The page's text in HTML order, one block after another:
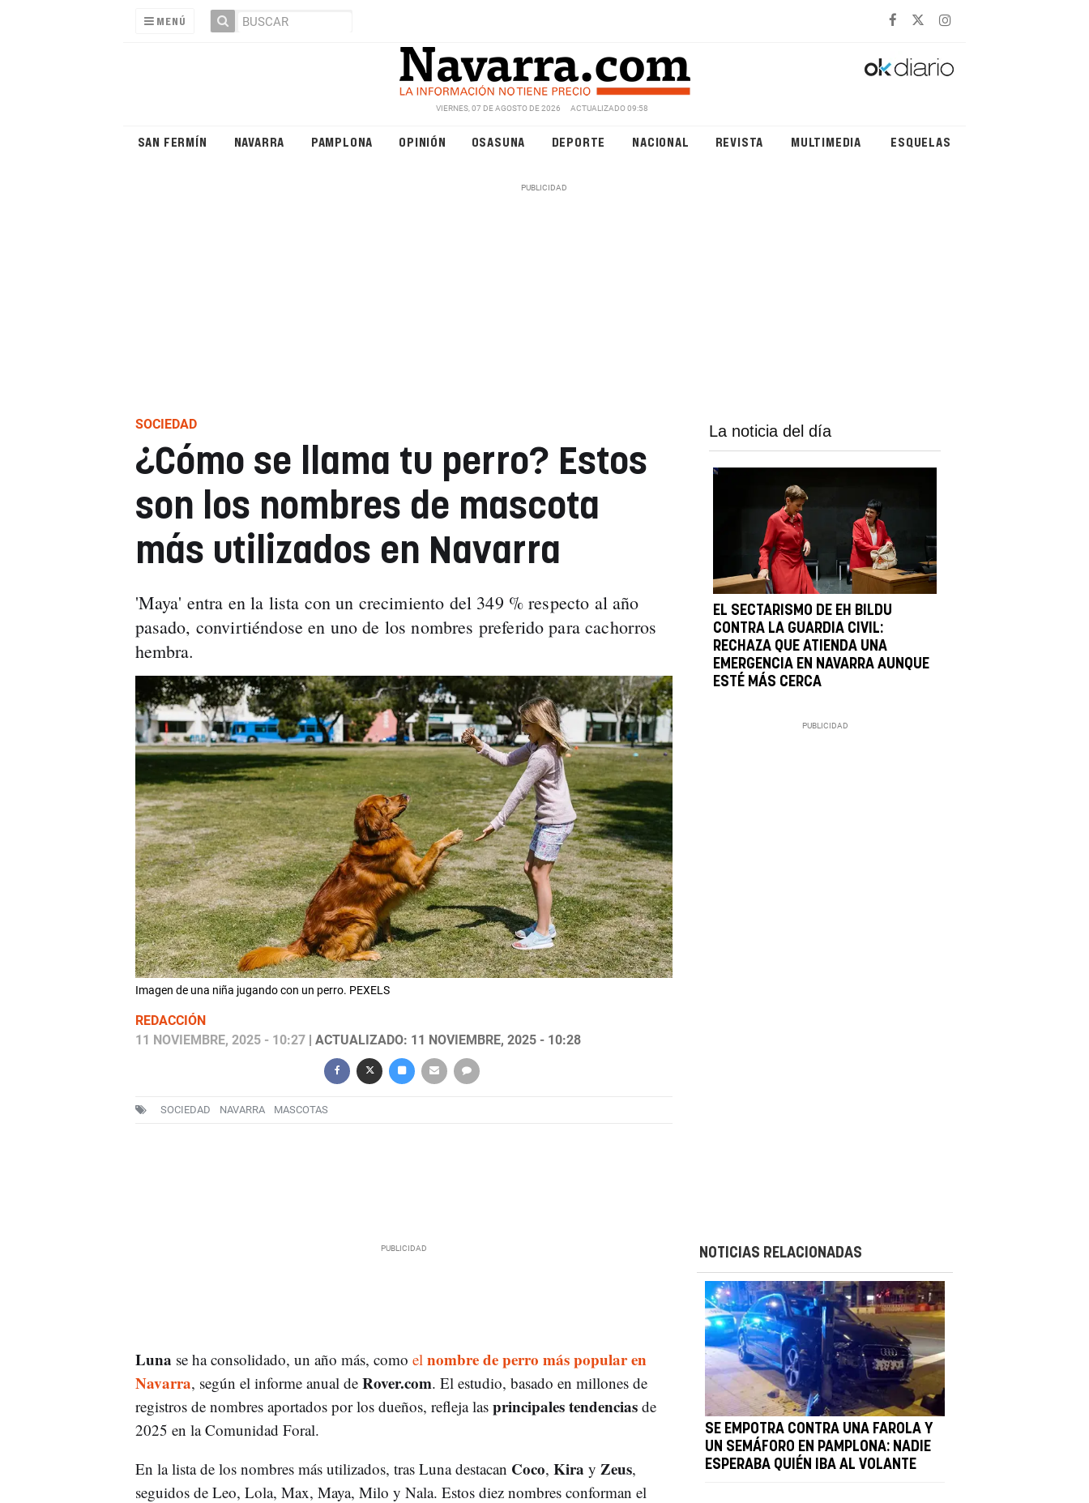
MENÚ
VIERNES, 07 DE AGOSTO DE 2026 ACTUALIZADO 09:58
SAN FERMÍN NAVARRA PAMPLONA OPINIÓN OSASUNA DEPORTE NACIONAL REVISTA MULTIMEDIA ESQUELAS
SOCIEDAD
¿Cómo se llama tu perro? Estos
son los nombres de mascota
más utilizados en Navarra
'Maya' entra en la lista con un crecimiento del 349 % respecto al año
pasado, convirtiéndose en uno de los nombres preferido para cachorros
hembra.
Imagen de una niña jugando con un perro. PEXELS
REDACCIÓN
11 NOVIEMBRE, 2025 - 10:27| ACTUALIZADO: 11 NOVIEMBRE, 2025 - 10:28
SOCIEDAD NAVARRA MASCOTAS
La noticia del día
EL SECTARISMO DE EH BILDU
CONTRA LA GUARDIA CIVIL:
RECHAZA QUE ATIENDA UNA
EMERGENCIA EN NAVARRA AUNQUE
ESTÉ MÁS CERCA
Luna se ha consolidado, un año más, como el nombre de perro más popular en
Navarra, según el informe anual de Rover.com. El estudio, basado en millones de
registros de nombres aportados por los dueños, refleja las principales tendenciasde
2025 en la Comunidad Foral.
En la lista de los nombres más utilizados, tras Luna destacan Coco, Kira y Zeus,
seguidos de Leo, Lola, Max, Maya, Milo y Nala. Estos diez nombres conforman el
NOTICIAS RELACIONADAS
SE EMPOTRA CONTRA UNA FAROLA Y
UN SEMÁFORO EN PAMPLONA: NADIE
ESPERABA QUIÉN IBA AL VOLANTE